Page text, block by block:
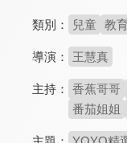
類別： 兒童 教育
導演： 王慧真
主持： 香蕉哥哥
番茄姐姐